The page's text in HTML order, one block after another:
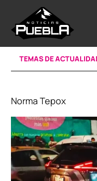
content
TEMAS DE
Norma Tepox